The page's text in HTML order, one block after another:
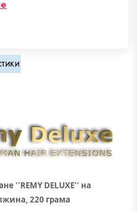
''REMY DELUXE'' на
220 грама